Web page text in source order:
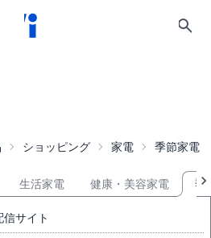
ショッピング 家電 季節家電
生活家電 健康・美容家電 季
信サイト